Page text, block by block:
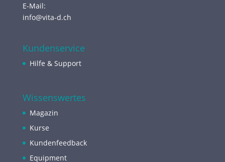
E-Mail:
info@vita-d.ch
Kundenservice
Hilfe & Support
Wissenswertes
Magazin
Kurse
Kundenfeedback
Equipment